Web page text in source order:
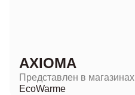
AXIOMA
Представлен в магазинах
EcoWarme